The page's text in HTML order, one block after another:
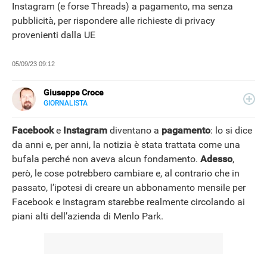
NEWS
Instagram (e forse Threads) a pagamento, ma senza
pubblicità, per rispondere alle richieste di privacy
provenienti dalla UE
05/09/23 09:12
Giuseppe Croce
GIORNALISTA
elettronici e nuove tecnologie applicate al mondo
automotive. È entrato in Libero Tecnologia nel 2018.
Facebooke Instagram diventano a pagamento: lo si dice
da anni e, per anni, la notizia è stata trattata come una
bufala perché non aveva alcun fondamento. Adesso,
però, le cose potrebbero cambiare e, al contrario che in
passato, l’ipotesi di creare un abbonamento mensile per
Facebook e Instagram starebbe realmente circolando ai
piani alti dell’azienda di Menlo Park.